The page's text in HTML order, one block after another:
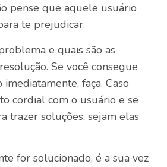
pense que aquele usuário
te prejudicar.
e quais são as
Se você consegue
faça. Caso
cordial com o usuário e se
trazer soluções, sejam elas
for solucionado, é a sua vez